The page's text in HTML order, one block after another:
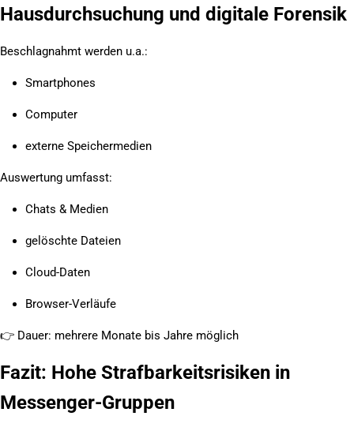
Hausdurchsuchung und digitale Forensik
Beschlagnahmt werden u.a.:
Smartphones
Computer
externe Speichermedien
Auswertung umfasst:
Chats & Medien
gelöschte Dateien
Cloud-Daten
Browser-Verläufe
👉 Dauer: mehrere Monate bis Jahre möglich
Fazit: Hohe Strafbarkeitsrisiken in
Messenger-Gruppen